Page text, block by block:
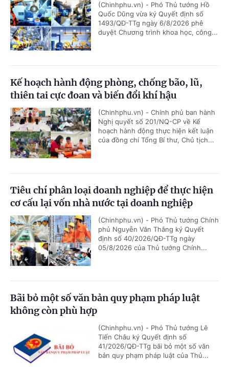
(Chinhphu.vn) - Phó Thủ tướng Hồ
Quốc Dũng vừa ký Quyết định số
1493/QĐ-TTg ngày 6/8/2026 phê
duyệt Chương trình khoa học, công...
Kế hoạch hành động phòng, chống bão, lũ,
thiên tai cực đoan và biến đổi khí hậu
(Chinhphu.vn) - Chính phủ ban hành
Nghị quyết số 201/NQ-CP về Kế
hoạch hành động thực hiện kết luận
của đồng chí Tổng Bí thư, Chủ tịch...
Tiêu chí phân loại doanh nghiệp để thực hiện
cơ cấu lại vốn nhà nước tại doanh nghiệp
(Chinhphu.vn) - Phó Thủ tướng Chính
phủ Nguyễn Văn Thắng ký Quyết
định số 40/2026/QĐ-TTg ngày
05/8/2026 của Thủ tướng Chính...
Bãi bỏ một số văn bản quy phạm pháp luật
không còn phù hợp
(Chinhphu.vn) - Phó Thủ tướng Lê
Tiến Châu ký Quyết định số
41/2026/QĐ-TTg bãi bỏ một số văn
bản quy phạm pháp luật của Thủ...